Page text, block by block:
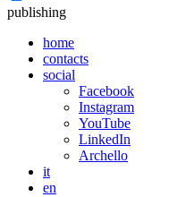
publishing
home
contacts
social
Facebook
Instagram
YouTube
LinkedIn
Archello
it
en